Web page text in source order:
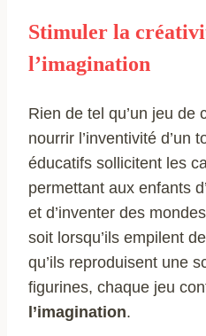
Stimuler la
l’imagination
Rien de tel qu’un jeu de
nourrir l’inventivité d’un
éducatifs sollicitent les
permettant aux enfants
et d’inventer des
soit lorsqu’ils empilent
qu’ils reproduisent une
figurines, chaque jeu
l’imagination.